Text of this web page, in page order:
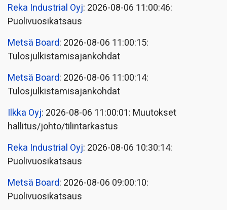
Reka Industrial Oyj: 2026-08-06 11:00:46:
Puolivuosikatsaus
Metsä Board: 2026-08-06 11:00:15:
Tulosjulkistamisajankohdat
Metsä Board: 2026-08-06 11:00:14:
Tulosjulkistamisajankohdat
Ilkka Oyj: 2026-08-06 11:00:01: Muutokset
hallitus/johto/tilintarkastus
Reka Industrial Oyj: 2026-08-06 10:30:14:
Puolivuosikatsaus
Metsä Board: 2026-08-06 09:00:10:
Puolivuosikatsaus